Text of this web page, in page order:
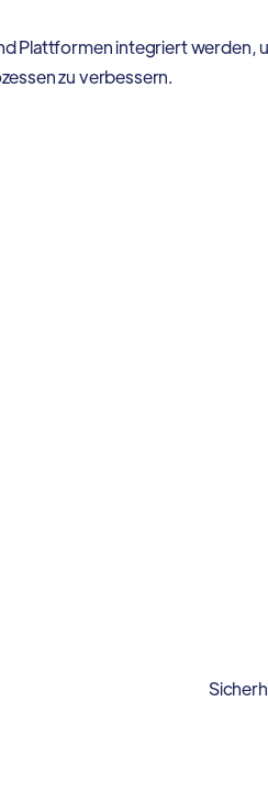
Plattformen integriert werden,
zu verbessern.